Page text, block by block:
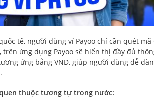
tế, người dùng ví Payoo chỉ cần quét mã
ứng dụng Payoo sẽ hiển thị đầy đủ
ứng bằng VNĐ, giúp người dùng dễ
thuộc tương tự trong nước: